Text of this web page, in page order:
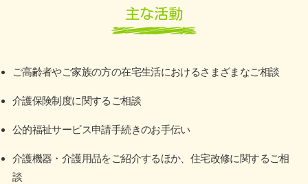
主な活動
ご高齢者やご家族の方の在宅生活におけるさまざまなご相談
介護保険制度に関するご相談
公的福祉サービス申請手続きのお手伝い
介護機器・介護用品をご紹介するほか、住宅改修に関するご相
談